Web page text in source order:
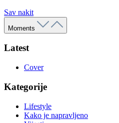
Sav nakit
Moments
Latest
Cover
Kategorije
Lifestyle
Kako je napravljeno